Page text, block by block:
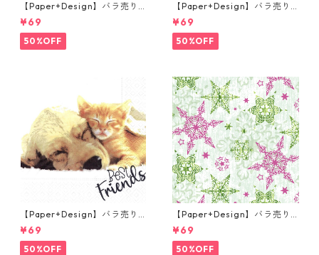
【Paper+Design】バラ売り2
枚 ランチサイズ ペーパーナプ
キン LITTLE GEISHA ピンク
¥69
50%OFF
【Paper+Design】バラ売り2
枚 ランチサイズ ペーパーナプ
キン Easter Cup ライトブル
ー
¥69
50%OFF
【Paper+Design】バラ売り2
枚 ランチサイズ ペーパーナプ
キン Dog & Cat ホワイト
¥69
50%OFF
【Paper+Design】バラ売り2
枚 ランチサイズ ペーパーナプ
キン DELICATE STARS グリー
ン
¥69
50%OFF